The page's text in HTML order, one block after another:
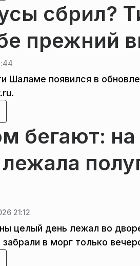
сбрил?
прежний
Шаламе появился в
бегают:
21:12
целый день лежал во
в морг только